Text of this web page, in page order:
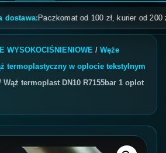
Paczkomat od 100 zł, kurier od 200 zł,
WYSOKOCIŚNIENIOWE / Węże
termoplastyczny w oplocie tekstylnym
Wąż termoplast DN10 R7155bar 1 oplot